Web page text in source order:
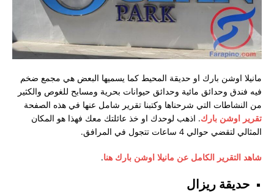
مانيلا اوشن بارك او حديقة المحيط كما يسميها البعض هي مجمع ضخم
فيه فندق وحدائق مائية وحدائق حيوانات بحرية ومسابح للغوص والكثير
من النشاطات التي شرحناها وكتبنا تقرير شامل عنها في هذه الصفحة
تقرير اوشن بارك. اذهب لوحدك او خذ عائلتك معك فهذا هو المكان
المثالي لتقضي حوالي 4 ساعات تتجول في المرافق.
شاهد التقرير الكامل عن مانيلا اوشن بارك هنا.
حديقة ريزال